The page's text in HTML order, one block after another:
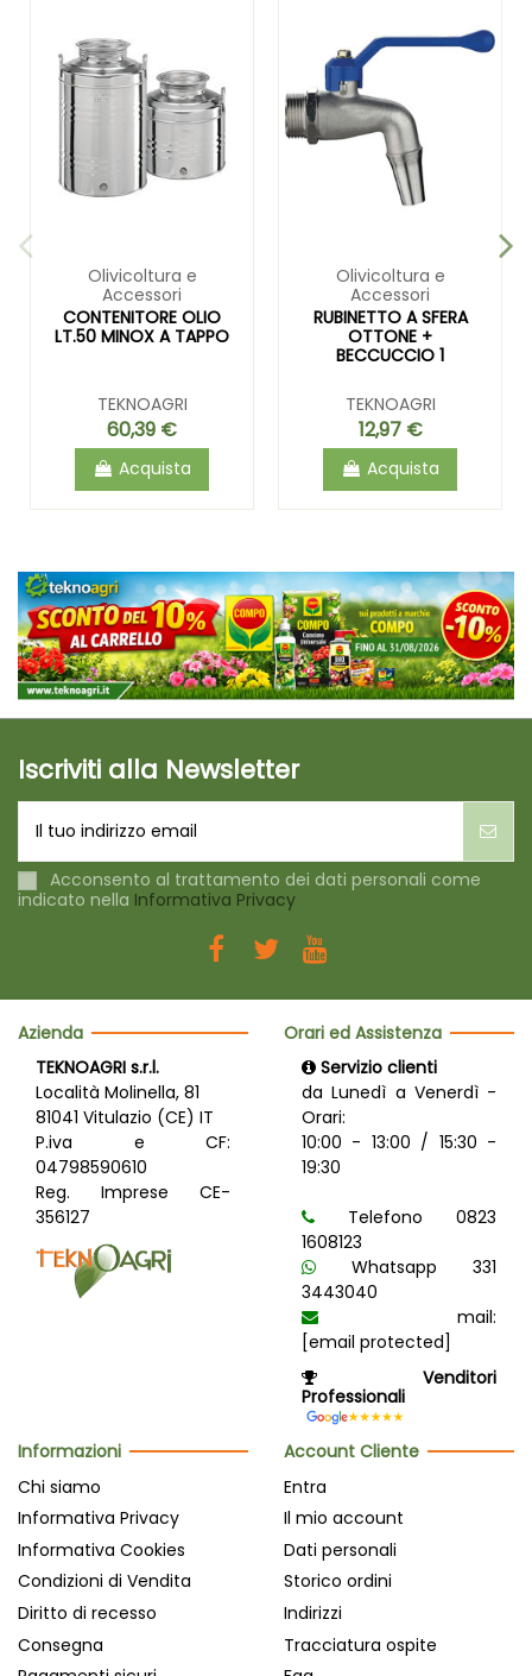
Olivicoltura e
Accessori
CONTENITORE OLIO
LT.50 MINOX A TAPPO
TEKNOAGRI
60,39 €
Acquista
Olivicoltura e
Accessori
RUBINETTO A SFERA
OTTONE +
BECCUCCIO 1
TEKNOAGRI
12,97 €
Acquista
Iscriviti alla Newsletter
Acconsento al trattamento dei dati personali come
indicato nella Informativa Privacy
Azienda
TEKNOAGRI s.r.l.
Località Molinella, 81
81041 Vitulazio (CE) IT
P.iva e CF:
04798590610
Reg. Imprese CE-
356127
Orari ed Assistenza
Servizio clienti
da Lunedì a Venerdì -
Orari:
10:00 - 13:00 / 15:30 -
19:30
Telefono 0823
1608123
Whatsapp 331
3443040
mail:
[email protected]
Venditori
Professionali
Informazioni
Chi siamo
Informativa Privacy
Informativa Cookies
Condizioni di Vendita
Diritto di recesso
Consegna
Account Cliente
Entra
Il mio account
Dati personali
Storico ordini
Indirizzi
Tracciatura ospite